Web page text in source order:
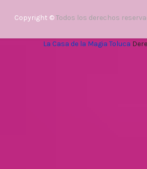
Copyright ©Todos los derechos
La Casa de la Magia Toluca